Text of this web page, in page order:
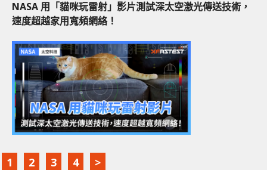
NASA 用「貓咪玩雷射」影片測試深太空激光傳送技術，
速度超越家用寬頻網絡！
1 2 3 4 >